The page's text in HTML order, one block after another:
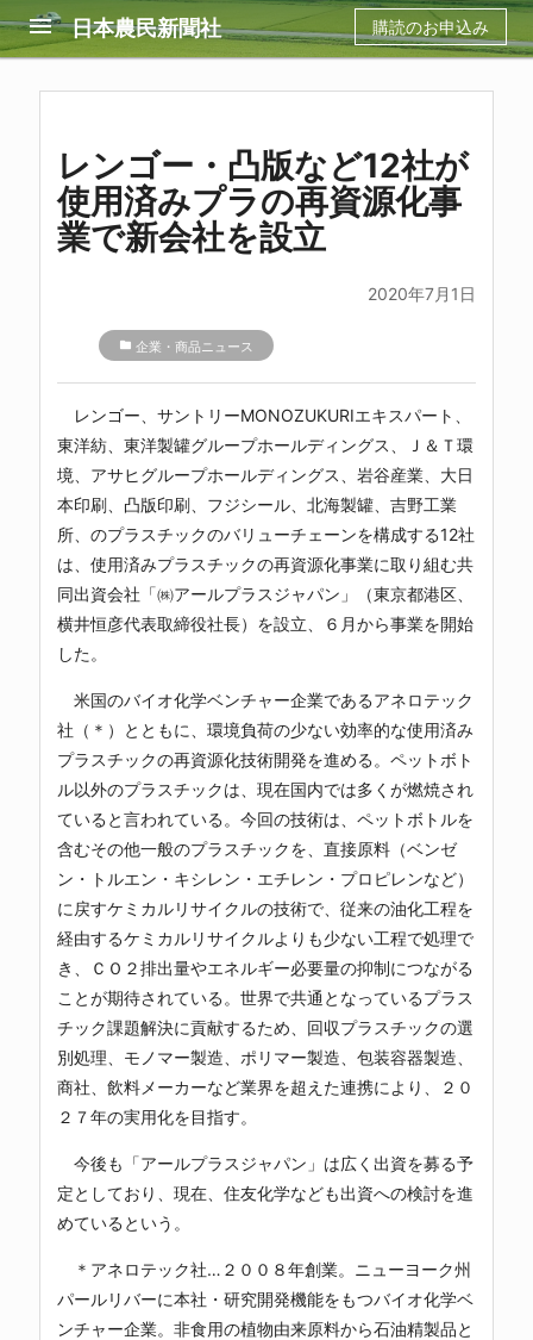
menu 日本農民新聞社 購読のお申込み
レンゴー・凸版など12社が
使用済みプラの再資源化事
業で新会社を設立
2020年7月1日
folder 企業・商品ニュース
レンゴー、サントリーMONOZUKURIエキスパート、
東洋紡、東洋製罐グループホールディングス、Ｊ＆Ｔ環
境、アサヒグループホールディングス、岩谷産業、大日
本印刷、凸版印刷、フジシール、北海製罐、吉野工業
所、のプラスチックのバリューチェーンを構成する12社
は、使用済みプラスチックの再資源化事業に取り組む共
同出資会社「㈱アールプラスジャパン」（東京都港区、
横井恒彦代表取締役社長）を設立、６月から事業を開始
した。
米国のバイオ化学ベンチャー企業であるアネロテック
社（＊）とともに、環境負荷の少ない効率的な使用済み
プラスチックの再資源化技術開発を進める。ペットボト
ル以外のプラスチックは、現在国内では多くが燃焼され
ていると言われている。今回の技術は、ペットボトルを
含むその他一般のプラスチックを、直接原料（ベンゼ
ン・トルエン・キシレン・エチレン・プロピレンなど）
に戻すケミカルリサイクルの技術で、従来の油化工程を
経由するケミカルリサイクルよりも少ない工程で処理で
き、ＣＯ２排出量やエネルギー必要量の抑制につながる
ことが期待されている。世界で共通となっているプラス
チック課題解決に貢献するため、回収プラスチックの選
別処理、モノマー製造、ポリマー製造、包装容器製造、
商社、飲料メーカーなど業界を超えた連携により、２０
２７年の実用化を目指す。
今後も「アールプラスジャパン」は広く出資を募る予
定としており、現在、住友化学なども出資への検討を進
めているという。
＊アネロテック社…２００８年創業。ニューヨーク州
パールリバーに本社・研究開発機能をもつバイオ化学ベ
ンチャー企業。非食用の植物由来原料から石油精製品と